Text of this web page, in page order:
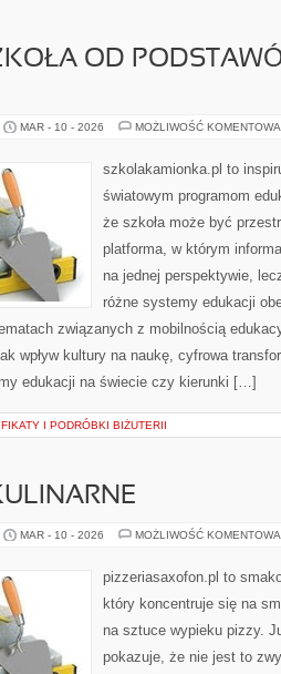
OD
MAR - 10 - 2026 MOŻLIWOŚĆ
szkolakamionka.pl to
światowym programom
że szkoła może być
platforma, w którym
na jednej perspektywie,
różne systemy edukacji
związanych z mobilnością
wpływ kultury na naukę, cyfrowa
edukacji na świecie czy kierunki […]
I PODRÓBKI BIŻUTERII
MAR - 10 - 2026 MOŻLIWOŚĆ
pizzeriasaxofon.pl to
który koncentruje się na
na sztuce wypieku pizzy.
pokazuje, że nie jest to